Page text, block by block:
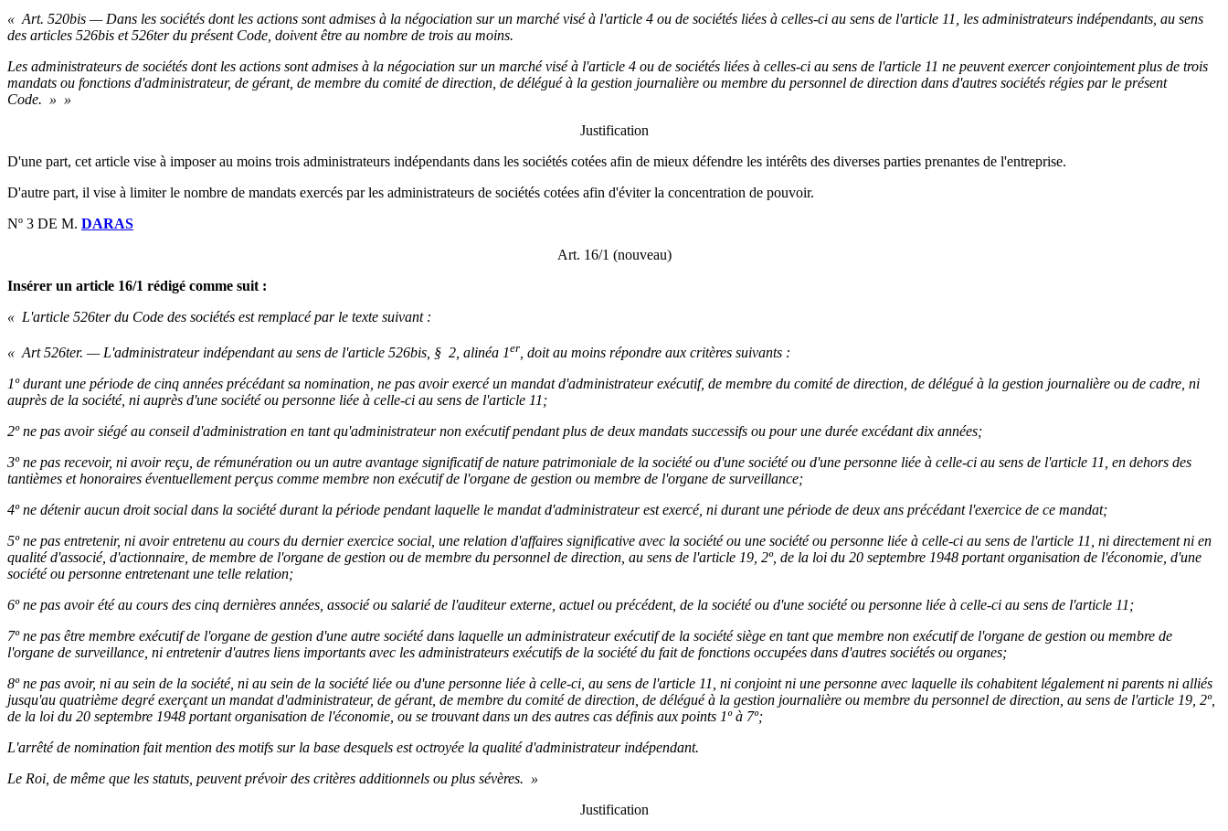
« Art. 520bis — Dans les sociétés dont les actions sont admises à la négociation sur un marché visé à l'article 4 ou de sociétés liées à celles-ci au sens de l'article 11, les administrateurs indépendants, au sens
des articles 526bis et 526ter du présent Code, doivent être au nombre de trois au moins.
Les administrateurs de sociétés dont les actions sont admises à la négociation sur un marché visé à l'article 4 ou de sociétés liées à celles-ci au sens de l'article 11 ne peuvent exercer conjointement plus de trois
mandats ou fonctions d'administrateur, de gérant, de membre du comité de direction, de délégué à la gestion journalière ou membre du personnel de direction dans d'autres sociétés régies par le présent
Code. » »
Justification
D'une part, cet article vise à imposer au moins trois administrateurs indépendants dans les sociétés cotées afin de mieux défendre les intérêts des diverses parties prenantes de l'entreprise.
D'autre part, il vise à limiter le nombre de mandats exercés par les administrateurs de sociétés cotées afin d'éviter la concentration de pouvoir.
Nº 3 DE M. DARAS
Art. 16/1 (nouveau)
Insérer un article 16/1 rédigé comme suit :
« L'article 526terdu Code des sociétés est remplacé par le texte suivant :
« Art 526ter. — L'administrateur indépendant au sens de l'article 526bis, § 2, alinéa 1er , doit au moins répondre aux critères suivants :
1º durant une période de cinq années précédant sa nomination, ne pas avoir exercé un mandat d'administrateur exécutif, de membre du comité de direction, de délégué à la gestion journalière ou de cadre, ni
auprès de la société, ni auprès d'une société ou personne liée à celle-ci au sens de l'article 11;
2º ne pas avoir siégé au conseil d'administration en tant qu'administrateur non exécutif pendant plus de deux mandats successifs ou pour une durée excédant dix années;
3º ne pas recevoir, ni avoir reçu, de rémunération ou un autre avantage significatif de nature patrimoniale de la société ou d'une société ou d'une personne liée à celle-ci au sens de l'article 11, en dehors des
tantièmes et honoraires éventuellement perçus comme membre non exécutif de l'organe de gestion ou membre de l'organe de surveillance;
4º ne détenir aucun droit social dans la société durant la période pendant laquelle le mandat d'administrateur est exercé, ni durant une période de deux ans précédant l'exercice de ce mandat;
5º ne pas entretenir, ni avoir entretenu au cours du dernier exercice social, une relation d'affaires significative avec la société ou une société ou personne liée à celle-ci au sens de l'article 11, ni directement ni en
qualité d'associé, d'actionnaire, de membre de l'organe de gestion ou de membre du personnel de direction, au sens de l'article 19, 2º, de la loi du 20 septembre 1948 portant organisation de l'économie, d'une
société ou personne entretenant une telle relation;
6º ne pas avoir été au cours des cinq dernières années, associé ou salarié de l'auditeur externe, actuel ou précédent, de la société ou d'une société ou personne liée à celle-ci au sens de l'article 11;
7º ne pas être membre exécutif de l'organe de gestion d'une autre société dans laquelle un administrateur exécutif de la société siège en tant que membre non exécutif de l'organe de gestion ou membre de
l'organe de surveillance, ni entretenir d'autres liens importants avec les administrateurs exécutifs de la société du fait de fonctions occupées dans d'autres sociétés ou organes;
8º ne pas avoir, ni au sein de la société, ni au sein de la société liée ou d'une personne liée à celle-ci, au sens de l'article 11, ni conjoint ni une personne avec laquelle ils cohabitent légalement ni parents ni alliés
jusqu'au quatrième degré exerçant un mandat d'administrateur, de gérant, de membre du comité de direction, de délégué à la gestion journalière ou membre du personnel de direction, au sens de l'article 19, 2º,
de la loi du 20 septembre 1948 portant organisation de l'économie, ou se trouvant dans un des autres cas définis aux points 1º à 7º;
L'arrêté de nomination fait mention des motifs sur la base desquels est octroyée la qualité d'administrateur indépendant.
Le Roi, de même que les statuts, peuvent prévoir des critères additionnels ou plus sévères. »
Justification